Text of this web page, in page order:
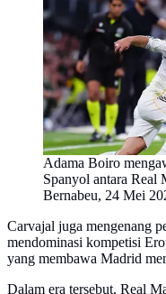
Adama Boiro
Spanyol antara Real
Bernabeu, 24 Mei
Carvajal juga mengenang
mendominasi kompetisi
yang membawa Madrid
Dalam era tersebut, Real